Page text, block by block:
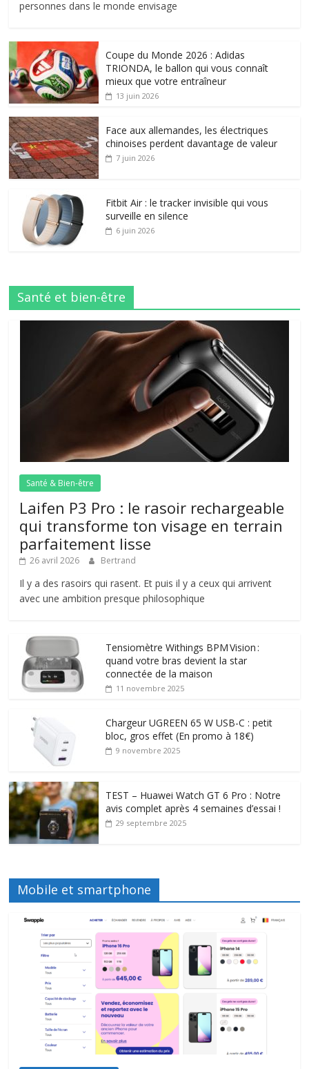
personnes dans le monde envisage
Coupe du Monde 2026 : Adidas
TRIONDA, le ballon qui vous connaît
mieux que votre entraîneur
13 juin 2026
Face aux allemandes, les électriques
chinoises perdent davantage de valeur
7 juin 2026
Fitbit Air : le tracker invisible qui vous
surveille en silence
6 juin 2026
Santé et bien-être
Santé & Bien-être
Laifen P3 Pro : le rasoir rechargeable
qui transforme ton visage en terrain
parfaitement lisse
26 avril 2026 Bertrand
Il y a des rasoirs qui rasent. Et puis il y a ceux qui arrivent
avec une ambition presque philosophique
Tensiomètre Withings BPM Vision :
quand votre bras devient la star
connectée de la maison
11 novembre 2025
Chargeur UGREEN 65 W USB-C : petit
bloc, gros effet (En promo à 18€)
9 novembre 2025
TEST – Huawei Watch GT 6 Pro : Notre
avis complet après 4 semaines d’essai !
29 septembre 2025
Mobile et smartphone